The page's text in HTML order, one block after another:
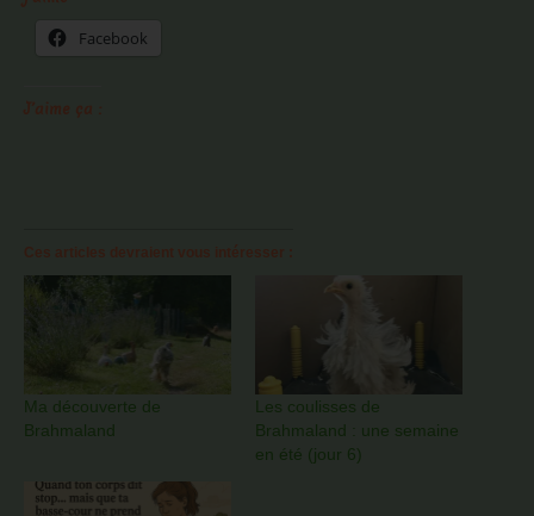
Facebook
Ma découverte de
Brahmaland
Les coulisses de
Brahmaland : une semaine
en été (jour 6)